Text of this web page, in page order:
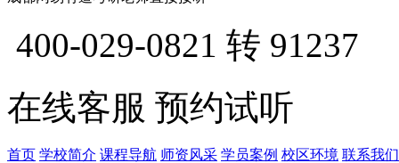
400-029-0821 转 91237
在线客服 预约试听
首页 学校简介 课程导航 师资风采 学员案例 校区环境 联系我们